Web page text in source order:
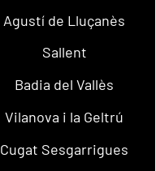
Agustí de Lluçanès
Sallent
Badia del Vallès
Vilanova i la Geltrú
Cugat Sesgarrigues